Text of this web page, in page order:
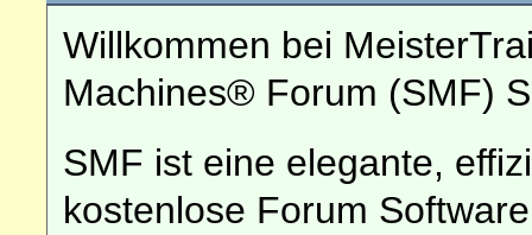
Willkommen bei
Machines® Forum (SMF)
SMF ist eine elegante,
kostenlose Forum